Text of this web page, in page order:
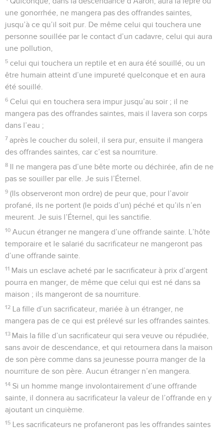
une gonorrhée, ne mangera pas des offrandes saintes,
jusqu’à ce qu’il soit pur. De même celui qui touchera une
personne souillée par le contact d’un cadavre, celui qui aura
une pollution,
5 celui qui touchera un reptile et en aura été souillé, ou un
être humain atteint d’une impureté quelconque et en aura
été souillé.
6 Celui qui en touchera sera impur jusqu’au soir ; il ne
mangera pas des offrandes saintes, mais il lavera son corps
dans l’eau ;
7 après le coucher du soleil, il sera pur, ensuite il mangera
des offrandes saintes, car c’est sa nourriture.
8 Il ne mangera pas d’une bête morte ou déchirée, afin de ne
pas se souiller par elle. Je suis l’Éternel.
9 (Ils observeront mon ordre) de peur que, pour l’avoir
profané, ils ne portent (le poids d’un) péché et qu’ils n’en
meurent. Je suis l’Éternel, qui les sanctifie.
10 Aucun étranger ne mangera d’une offrande sainte. L’hôte
temporaire et le salarié du sacrificateur ne mangeront pas
d’une offrande sainte.
11 Mais un esclave acheté par le sacrificateur à prix d’argent
pourra en manger, de même que celui qui est né dans sa
maison ; ils mangeront de sa nourriture.
12 La fille d’un sacrificateur, mariée à un étranger, ne
mangera pas de ce qui est prélevé sur les offrandes saintes.
13 Mais la fille d’un sacrificateur qui sera veuve ou répudiée,
sans avoir de descendance, et qui retournera dans la maison
de son père comme dans sa jeunesse pourra manger de la
nourriture de son père. Aucun étranger n’en mangera.
14 Si un homme mange involontairement d’une offrande
sainte, il donnera au sacrificateur la valeur de l’offrande en y
ajoutant un cinquième.
15 Les sacrificateurs ne profaneront pas les offrandes saintes